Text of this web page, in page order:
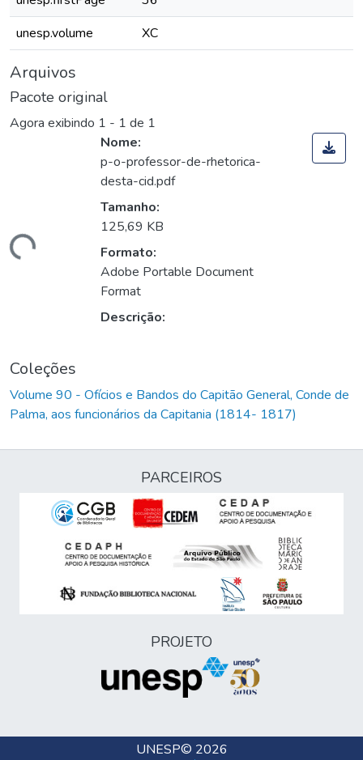
unesp.volume
XC
Arquivos
Pacote original
Agora exibindo 1 - 1 de 1
Nome:
p-o-professor-de-rhetorica-
desta-cid.pdf
Tamanho:
125,69 KB
Formato:
Adobe Portable Document
Format
Descrição:
Coleções
Volume 90 - Ofícios e Bandos do Capitão General, Conde de
Palma, aos funcionários da Capitania (1814- 1817)
PARCEIROS
PROJETO
UNESP© 2026